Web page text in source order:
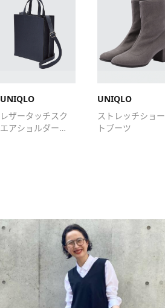
UNIQLO
レザータッチスク
エアショルダーバ
UNIQLO
ストレッチショー
トブーツ